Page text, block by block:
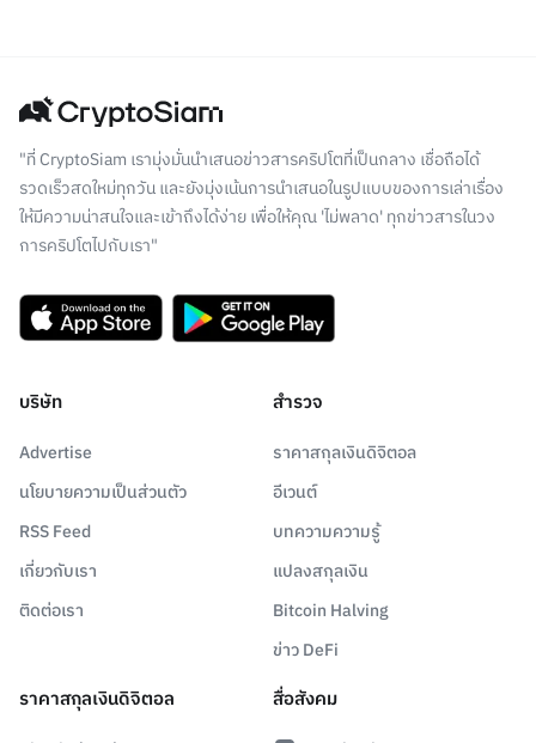
"ที่ CryptoSiam เรามุ่งมั่นนำเสนอข่าวสารคริปโตที่เป็นกลาง เชื่อถือได้
รวดเร็วสดใหม่ทุกวัน และยังมุ่งเน้นการนำเสนอในรูปแบบของการเล่าเรื่อง
ให้มีความน่าสนใจและเข้าถึงได้ง่าย เพื่อให้คุณ 'ไม่พลาด' ทุกข่าวสารในวง
การคริปโตไปกับเรา"
บริษัท
Advertise
นโยบายความเป็นส่วนตัว
RSS Feed
เกี่ยวกับเรา
ติดต่อเรา
สำรวจ
ราคาสกุลเงินดิจิตอล
อีเวนต์
บทความความรู้
แปลงสกุลเงิน
Bitcoin Halving
ข่าว DeFi
ราคาสกุลเงินดิจิตอล สื่อสังคม